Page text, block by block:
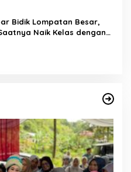
Bidik Lompatan Besar,
Naik Kelas dengan